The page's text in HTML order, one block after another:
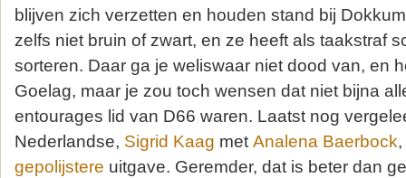
blijven zich verzetten en houden stand bij
zelfs niet bruin of zwart, en ze heeft als taakstraf
sorteren. Daar ga je weliswaar niet dood van, en
Goelag, maar je zou toch wensen dat niet bijna
entourages lid van D66 waren. Laatst nog
Nederlandse, Sigrid Kaag met Analena Baerbock
gepolijstere uitgave. Geremder, dat is beter dan